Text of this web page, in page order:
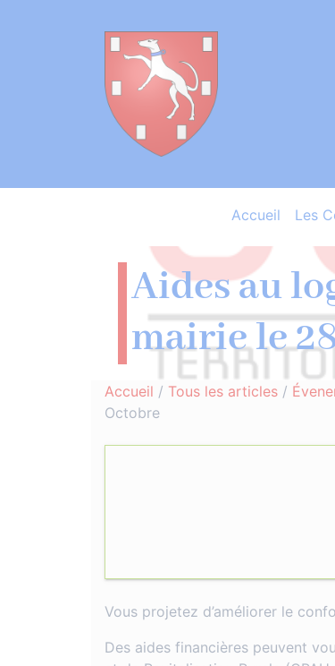
Accueil Les
Aides au
mairie le
Accueil / Tous les articles /
Octobre
Vous projetez d’améliorer le
Des aides financières peuvent